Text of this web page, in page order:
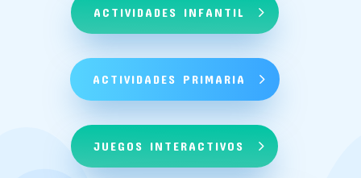
ACTIVIDADES INFANTIL
ACTIVIDADES PRIMARIA
JUEGOS INTERACTIVOS